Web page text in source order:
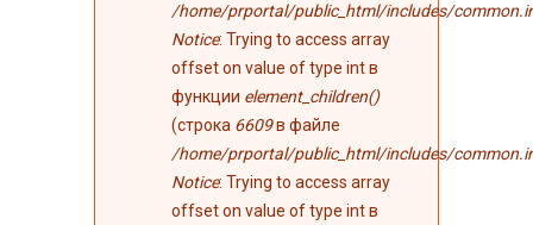
/home/prportal/public_html/includes/
Notice: Trying to access array
offset on value of type int в
функции element_children()
(строка 6609в файле
/home/prportal/public_html/includes/
Notice: Trying to access array
offset on value of type int в